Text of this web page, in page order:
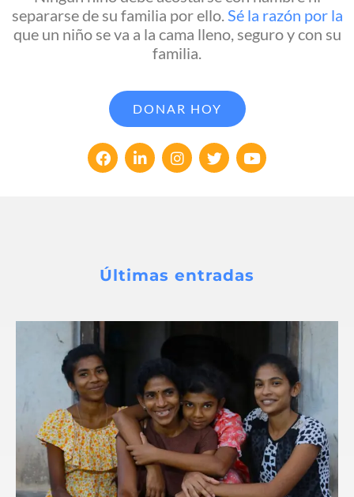
separarse de su familia por ello.Sé la razón por la
que un niño se va a la cama lleno, seguro y con su
familia.
DONAR HOY
Últimas entradas